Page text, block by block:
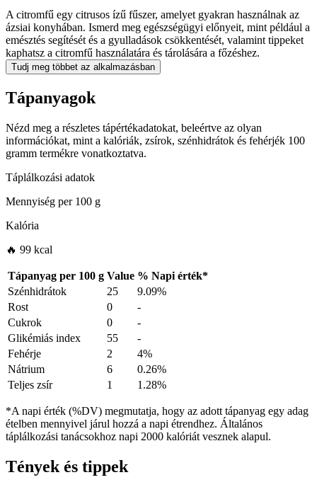
A citromfű egy citrusos ízű fűszer, amelyet gyakran használnak az
ázsiai konyhában. Ismerd meg egészségügyi előnyeit, mint például a
emésztés segítését és a gyulladások csökkentését, valamint tippeket
kaphatsz a citromfű használatára és tárolására a főzéshez.
Tudj meg többet az alkalmazásban
Tápanyagok
Nézd meg a részletes tápértékadatokat, beleértve az olyan
információkat, mint a kalóriák, zsírok, szénhidrátok és fehérjék 100
gramm termékre vonatkoztatva.
Táplálkozási adatok
Mennyiség per100 g
Kalória
🔥 99 kcal
Tápanyag per 100 g Value % Napi érték*
Szénhidrátok
25
9.09%
Rost
0
-
Cukrok
0
-
Glikémiás index
55
-
Fehérje
2
4%
Nátrium
6
0.26%
Teljes zsír
1 1.28%
*A napi érték (%DV) megmutatja, hogy az adott tápanyag egy adag
ételben mennyivel járul hozzá a napi étrendhez. Általános
táplálkozási tanácsokhoz napi 2000 kalóriát vesznek alapul.
Tények és tippek